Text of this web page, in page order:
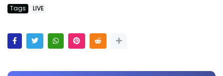
Tags LIVE